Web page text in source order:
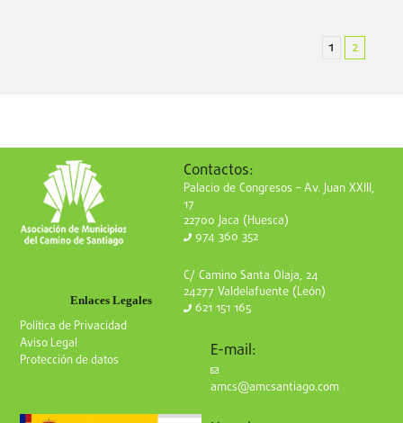
1 2
Enlaces Legales
Política de Privacidad
Aviso Legal
Protección de datos
Contactos:
Palacio de Congresos – Av. Juan XXIII,
17
22700 Jaca (Huesca)
974 360 352
C/ Camino Santa Olaja, 24
24277 Valdelafuente (León)
621 151 165
E-mail:
amcs@amcsantiago.com